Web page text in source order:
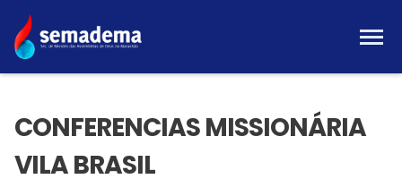
CONFERENCIAS MISSIONÁRIA
VILA BRASIL